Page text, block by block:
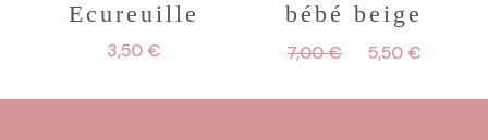
être
choisies
Ecureuille
3,50€
bébé beige
7,00€
Le
initial
5,50€
actuel